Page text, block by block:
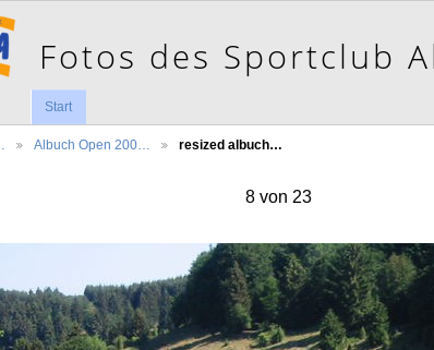
Start
Albuch Open 200… resized albuch…
8 von 23